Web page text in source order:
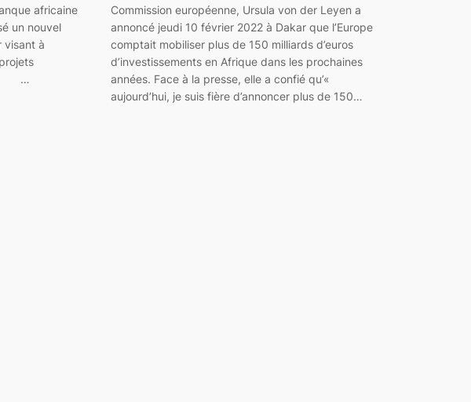
africaine
un nouvel
visant à
…
Commission européenne, Ursula von der Leyen a
annoncé jeudi 10 février 2022 à Dakar que l’Europe
comptait mobiliser plus de 150 milliards d’euros
d’investissements en Afrique dans les prochaines
années. Face à la presse, elle a confié qu’«
aujourd’hui, je suis fière d’annoncer plus de 150…